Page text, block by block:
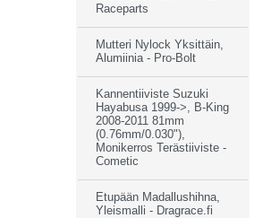
Raceparts
Mutteri Nylock Yksittäin,
Alumiinia - Pro-Bolt
Kannentiiviste Suzuki
Hayabusa 1999->, B-King
2008-2011 81mm
(0.76mm/0.030"),
Monikerros Terästiiviste -
Cometic
Etupään Madallushihna,
Yleismalli - Dragrace.fi